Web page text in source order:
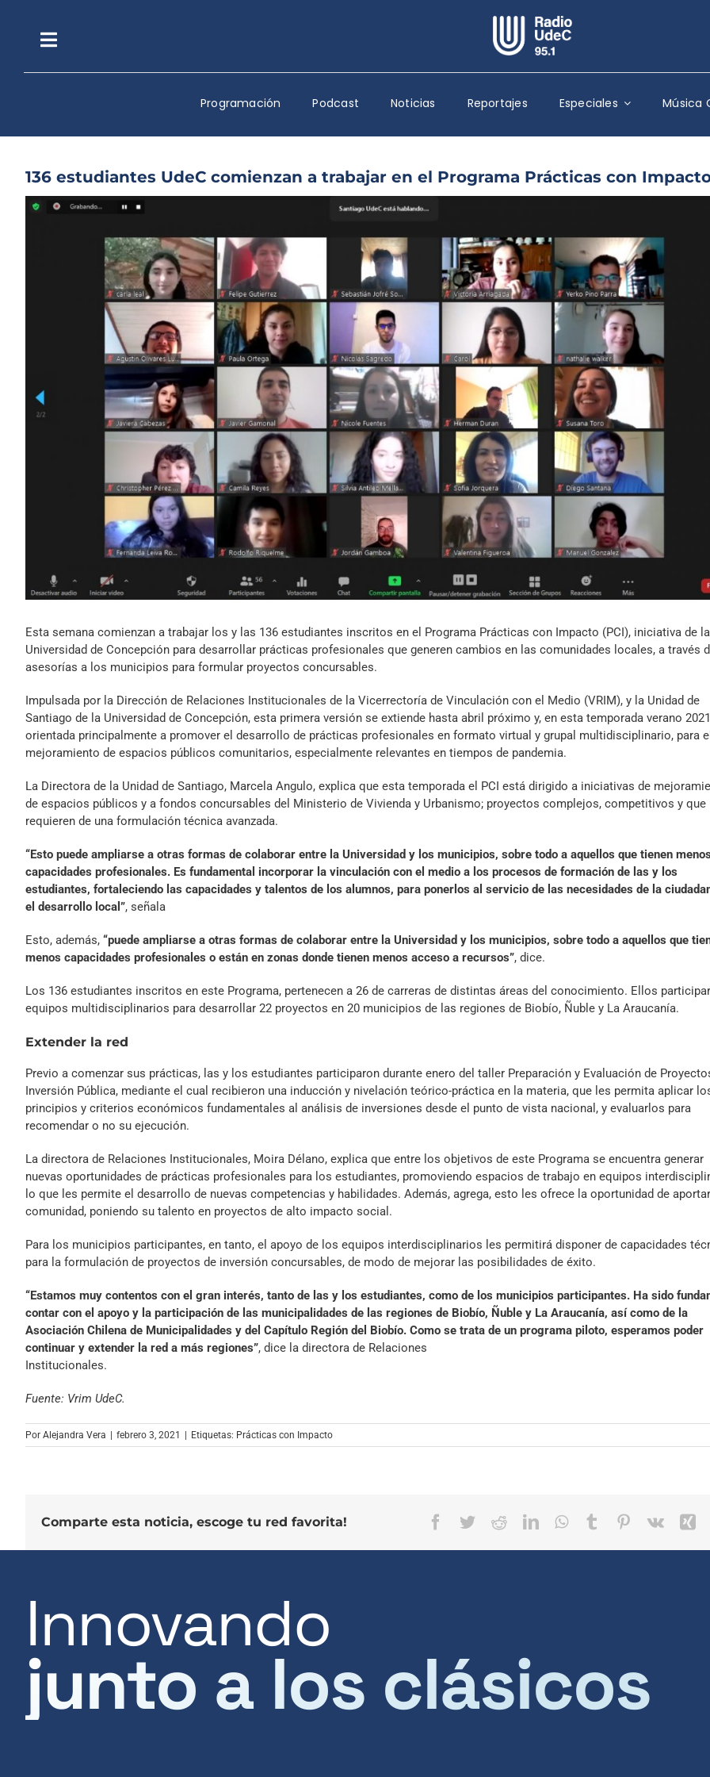
contenidoToggle
Navigation
Escuchar Radio UdeC en vivo
Quiénes Somos
Programación
Podcast
Reportajes
Columnas
Música Clásica
Especiales
Archivo Sonoro
Programación Podcast Noticias Reportajes Especiales Música
136 estudiantes UdeC comienzan a trabajar en el Programa Prácticas con
Ver
Esta semana comienzan a trabajar los y las 136 estudiantes inscritos en el Programa Prácticas con Impacto (PCI), iniciativa de la
Universidad de Concepción para desarrollar prácticas profesionales que generen cambios en las comunidades locales, a través
asesorías a los municipios para formular proyectos concursables.
Impulsada por la Dirección de Relaciones Institucionales de la Vicerrectoría de Vinculación con el Medio (VRIM), y la Unidad de
Santiago de la Universidad de Concepción, esta primera versión se extiende hasta abril próximo y, en esta temporada verano
orientada principalmente a promover el desarrollo de prácticas profesionales en formato virtual y grupal multidisciplinario, para el
mejoramiento de espacios públicos comunitarios, especialmente relevantes en tiempos de pandemia.
La Directora de la Unidad de Santiago, Marcela Angulo, explica que esta temporada el PCI está dirigido a iniciativas de
de espacios públicos y a fondos concursables del Ministerio de Vivienda y Urbanismo; proyectos complejos, competitivos y que
requieren de una formulación técnica avanzada.
“Esto puede ampliarse a otras formas de colaborar entre la Universidad y los municipios, sobre todo a aquellos que tienen menos
capacidades profesionales. Es fundamental incorporar la vinculación con el medio a los procesos de formación de las y los
estudiantes, fortaleciendo las capacidades y talentos de los alumnos, para ponerlos al servicio de las necesidades de la
el desarrollo local”, señala
Esto, además, “puede ampliarse a otras formas de colaborar entre la Universidad y los municipios, sobre todo a aquellos que
menos capacidades profesionales o están en zonas donde tienen menos acceso a recursos”, dice.
Los 136 estudiantes inscritos en este Programa, pertenecen a 26 de carreras de distintas áreas del conocimiento. Ellos
equipos multidisciplinarios para desarrollar 22 proyectos en 20 municipios de las regiones de Biobío, Ñuble y La Araucanía.
Extender la red
Previo a comenzar sus prácticas, las y los estudiantes participaron durante enero del taller Preparación y Evaluación de
Inversión Pública, mediante el cual recibieron una inducción y nivelación teórico-práctica en la materia, que les permita aplicar
principios y criterios económicos fundamentales al análisis de inversiones desde el punto de vista nacional, y evaluarlos para
recomendar o no su ejecución.
La directora de Relaciones Institucionales, Moira Délano, explica que entre los objetivos de este Programa se encuentra generar
nuevas oportunidades de prácticas profesionales para los estudiantes, promoviendo espacios de trabajo en equipos
lo que les permite el desarrollo de nuevas competencias y habilidades. Además, agrega, esto les ofrece la oportunidad de
comunidad, poniendo su talento en proyectos de alto impacto social.
Para los municipios participantes, en tanto, el apoyo de los equipos interdisciplinarios les permitirá disponer de capacidades
para la formulación de proyectos de inversión concursables, de modo de mejorar las posibilidades de éxito.
“Estamos muy contentos con el gran interés, tanto de las y los estudiantes, como de los municipios participantes. Ha sido
contar con el apoyo y la participación de las municipalidades de las regiones de Biobío, Ñuble y La Araucanía, así como de la
Asociación Chilena de Municipalidades y del Capítulo Región del Biobío. Como se trata de un programa piloto, esperamos poder
continuar y extender la red a más regiones”, dice la directora de Relaciones
Institucionales.
Fuente: Vrim UdeC.
Por Alejandra Vera febrero 3, 2021 Etiquetas: Prácticas con Impacto
Comparte esta noticia, escoge tu red favorita! Facebook
TwitterRedditLinkedInWhatsApp
TumblrPinterest
Vk
Innovando
junto a los clásicos